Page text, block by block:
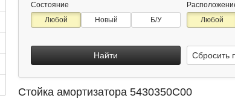
Состояние
Любой
Новый Б/У
Любой
Найти Сбросить
Стойка амортизатора 5430350C00